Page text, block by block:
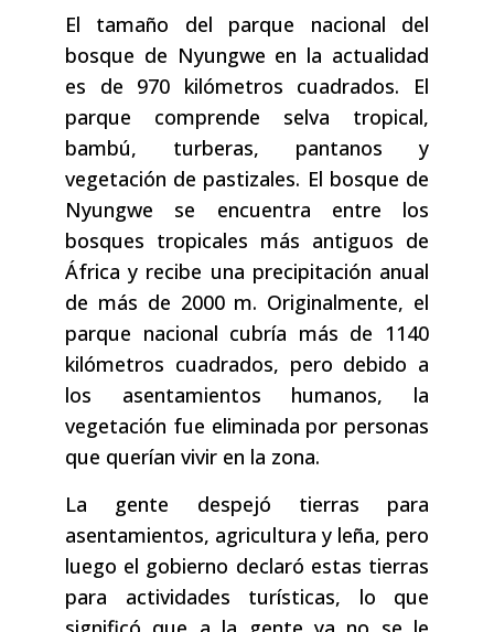
El tamaño del parque nacional del
bosque de Nyungwe en la actualidad
es de 970 kilómetros cuadrados. El
parque comprende selva tropical,
bambú, turberas, pantanos y
vegetación de pastizales. El bosque de
Nyungwe se encuentra entre los
bosques tropicales más antiguos de
África y recibe una precipitación anual
de más de 2000 m. Originalmente, el
parque nacional cubría más de 1140
kilómetros cuadrados, pero debido a
los asentamientos humanos, la
vegetación fue eliminada por personas
que querían vivir en la zona.
La gente despejó tierras para
asentamientos, agricultura y leña, pero
luego el gobierno declaró estas tierras
para actividades turísticas, lo que